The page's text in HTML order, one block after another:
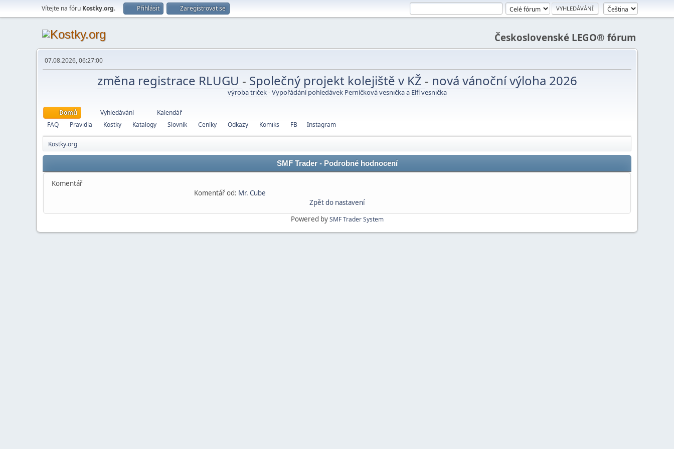
Vítejte na fóru Kostky.org. Přihlásit Zaregistrovat se
Československé LEGO® fórum
07.08.2026, 06:27:00
změna registrace RLUGU - Společný projekt kolejiště v KŽ - nová vánoční výloha 2026
výroba triček-Vypořádání pohledávek Perníčková vesnička a Elfí vesnička
Domů Vyhledávání
Kalendář
FAQ
Pravidla Kostky Katalogy Slovník Ceníky Odkazy Komiks FB Instagram
Kostky.org
SMF Trader - Podrobné hodnocení
Komentář
Komentář od: Mr. Cube
Zpět do nastavení
Powered bySMF Trader System